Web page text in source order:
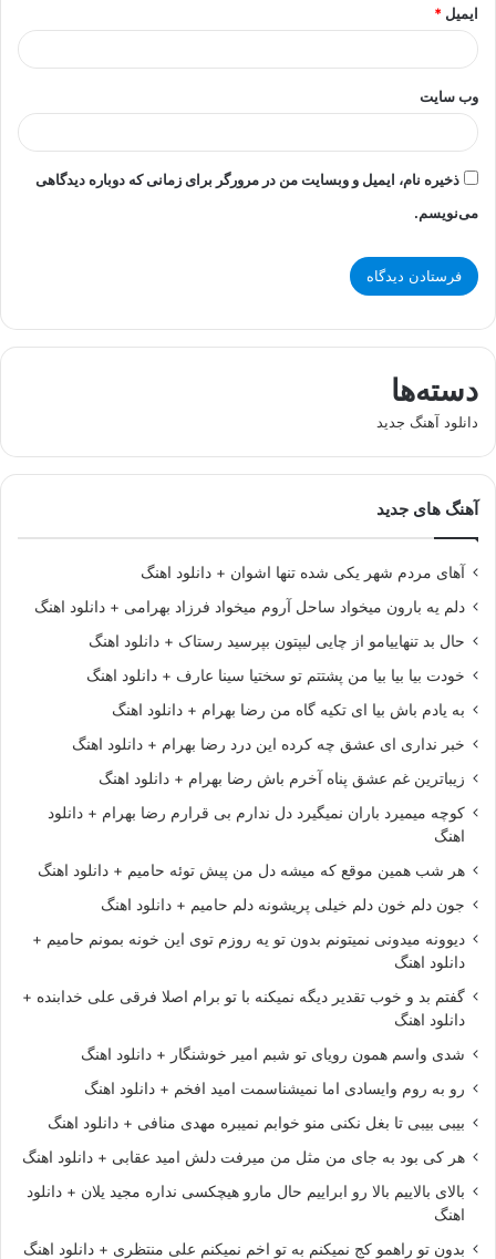
ایمیل *
وب‌ سایت
ذخیره نام، ایمیل و وبسایت من در مرورگر برای زمانی که دوباره دیدگاهی
می‌نویسم.
دسته‌ها
دانلود آهنگ جدید
آهنگ های جدید
آهای مردم شهر یکی شده تنها اشوان + دانلود اهنگ
دلم یه بارون میخواد ساحل آروم میخواد فرزاد بهرامی + دانلود اهنگ
حال بد تنهاییامو از چایی لیپتون بپرسید رستاک + دانلود اهنگ
خودت بیا بیا بیا من پشتتم تو سختیا سینا عارف + دانلود اهنگ
به یادم باش بیا ای تکیه گاه من رضا بهرام + دانلود اهنگ
خبر نداری ای عشق چه کرده این درد رضا بهرام + دانلود اهنگ
زیباترین غم عشق پناه آخرم باش رضا بهرام + دانلود اهنگ
کوچه میمیرد باران نمیگیرد دل ندارم بی قرارم رضا بهرام + دانلود
اهنگ
هر شب همین موقع که میشه دل من پیش توئه حامیم + دانلود اهنگ
جون دلم خون دلم خیلی پریشونه دلم حامیم + دانلود اهنگ
دیوونه میدونی نمیتونم بدون تو یه روزم توی این خونه بمونم حامیم +
دانلود اهنگ
گفتم بد و خوب تقدیر دیگه نمیکنه با تو برام اصلا فرقی علی خدابنده +
دانلود اهنگ
شدی واسم همون رویای تو شبم امیر خوشنگار + دانلود اهنگ
رو به روم وایسادی اما نمیشناسمت امید افخم + دانلود اهنگ
بیبی بیبی تا بغل نکنی منو خوابم نمیبره مهدی منافی + دانلود اهنگ
هر کی بود به جای من مثل من میرفت دلش امید عقابی + دانلود اهنگ
بالای بالاییم بالا رو ابراییم حال مارو هیچکسی نداره مجید یلان + دانلود
اهنگ
بدون تو راهمو کج نمیکنم به تو اخم نمیکنم علی منتظری + دانلود اهنگ